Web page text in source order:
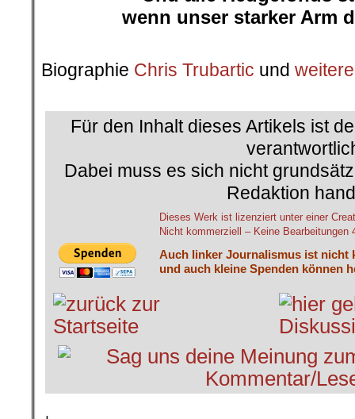
wenn unser starker Arm
Biographie Chris Trubartic und
Für den Inhalt dieses Artikels ist
Dabei muss es sich nicht
Redaktion
Dieses Werk ist lizenziert unter einer
Nicht kommerziell – Keine Bearbeitungen
Auch linker Journalismus ist nicht
und auch kleine Spenden können